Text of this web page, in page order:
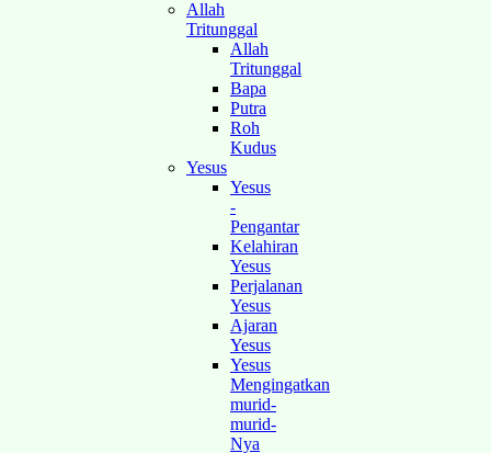
Allah
Tritunggal
Allah
Tritunggal
Bapa
Putra
Roh
Kudus
Yesus
Yesus
-
Pengantar
Kelahiran
Yesus
Perjalanan
Yesus
Ajaran
Yesus
Yesus
Mengingatkan
murid-
murid-
Nya